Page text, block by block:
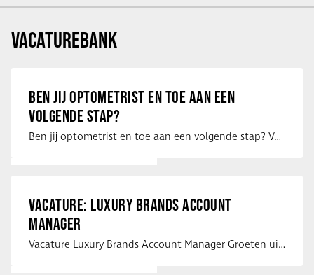
VACATUREBANK
BEN JIJ OPTOMETRIST EN TOE AAN EEN
VOLGENDE STAP?
Ben jij optometrist en toe aan een volgende stap? Voor een optiekketen is Eye …
VACATURE: LUXURY BRANDS ACCOUNT
MANAGER
Vacature Luxury Brands Account Manager Groeten uit Spanje! Vanaf mijn …